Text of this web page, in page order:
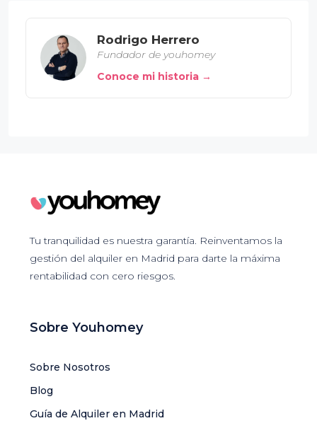
Rodrigo Herrero
Fundador de youhomey
Conoce mi historia →
Tu tranquilidad es nuestra garantía. Reinventamos la
gestión del alquiler en Madrid para darte la máxima
rentabilidad con cero riesgos.
Sobre Youhomey
Sobre Nosotros
Blog
Guía de Alquiler en Madrid